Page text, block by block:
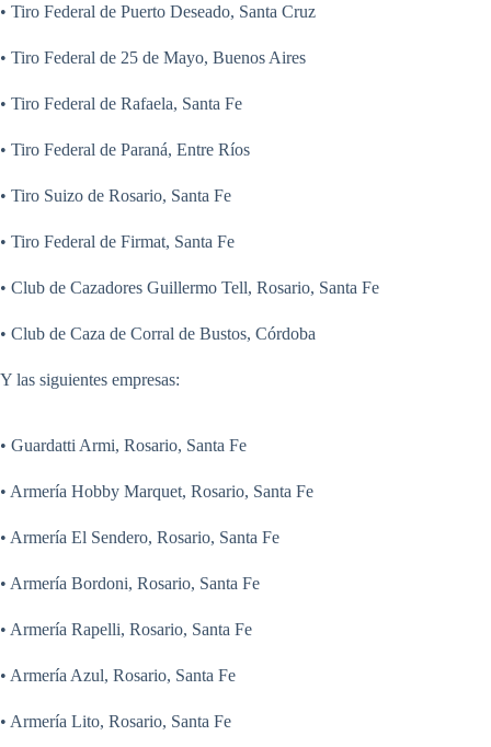
• Tiro Federal de Puerto Deseado, Santa Cruz
• Tiro Federal de 25 de Mayo, Buenos Aires
• Tiro Federal de Rafaela, Santa Fe
• Tiro Federal de Paraná, Entre Ríos
• Tiro Suizo de Rosario, Santa Fe
• Tiro Federal de Firmat, Santa Fe
• Club de Cazadores Guillermo Tell, Rosario, Santa Fe
• Club de Caza de Corral de Bustos, Córdoba
Y las siguientes empresas:
• Guardatti Armi, Rosario, Santa Fe
• Armería Hobby Marquet, Rosario, Santa Fe
• Armería El Sendero, Rosario, Santa Fe
• Armería Bordoni, Rosario, Santa Fe
• Armería Rapelli, Rosario, Santa Fe
• Armería Azul, Rosario, Santa Fe
• Armería Lito, Rosario, Santa Fe